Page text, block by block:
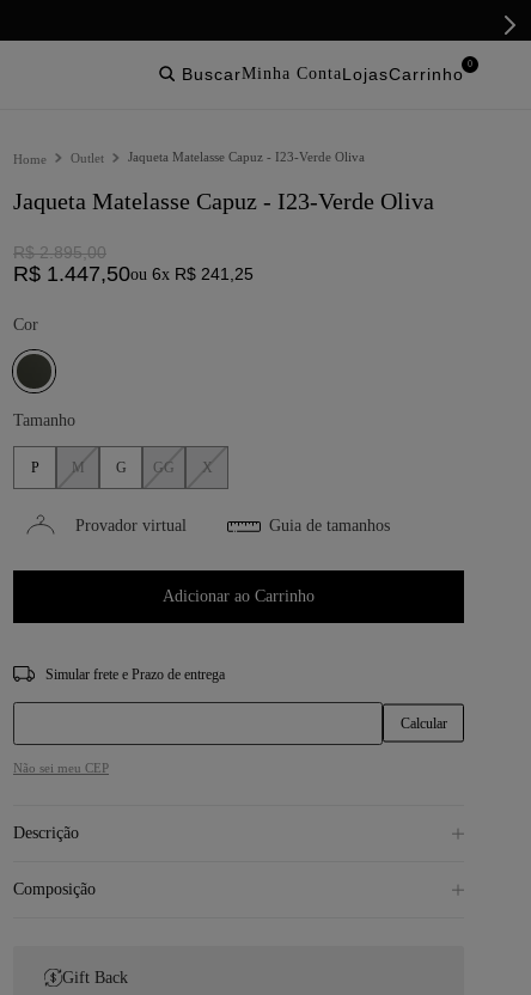
buscar lojas
0
Outlet Jaqueta Matelasse Capuz - I23-Verde Oliva
Jaqueta Matelasse Capuz - I23-Verde Oliva
R$ 2.895,00
R$ 1.447,50ou 6x R$ 241 25
Cor
Tamanho
P M G GG X
Provador virtual Guia de tamanhos
Adicionar ao Carrinho
CEP
Não sei meu CEP
Descrição
Composição
Gift Back